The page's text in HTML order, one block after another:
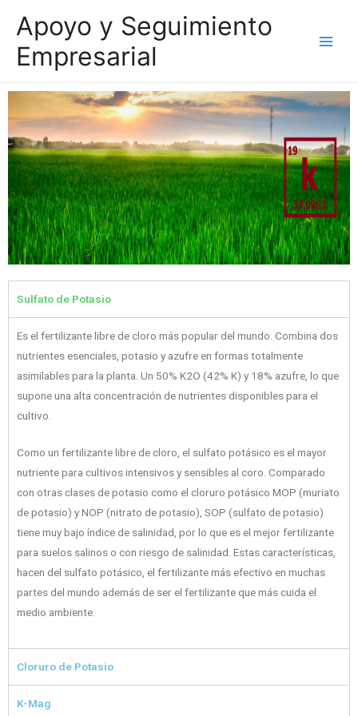
Apoyo y Seguimiento
Empresarial
Sulfato de Potasio
Es el fertilizante libre de cloro más popular del mundo. Combina dos
nutrientes esenciales, potasio y azufre en formas totalmente
asimilables para la planta. Un 50% K2O (42% K) y 18% azufre, lo que
supone una alta concentración de nutrientes disponibles para el
cultivo.
Como un fertilizante libre de cloro, el sulfato potásico es el mayor
nutriente para cultivos intensivos y sensibles al coro. Comparado
con otras clases de potasio como el cloruro potásico MOP (muriato
de potasio) y NOP (nitrato de potasio), SOP (sulfato de potasio)
tiene muy bajo índice de salinidad, por lo que es el mejor fertilizante
para suelos salinos o con riesgo de salinidad. Estas características,
hacen del sulfato potásico, el fertilizante más efectivo en muchas
partes del mundo además de ser el fertilizante que más cuida el
medio ambiente.
Cloruro de Potasio
K-Mag